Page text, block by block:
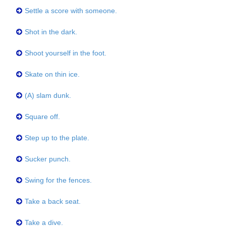
Settle a score with someone.
Shot in the dark.
Shoot yourself in the foot.
Skate on thin ice.
(A) slam dunk.
Square off.
Step up to the plate.
Sucker punch.
Swing for the fences.
Take a back seat.
Take a dive.